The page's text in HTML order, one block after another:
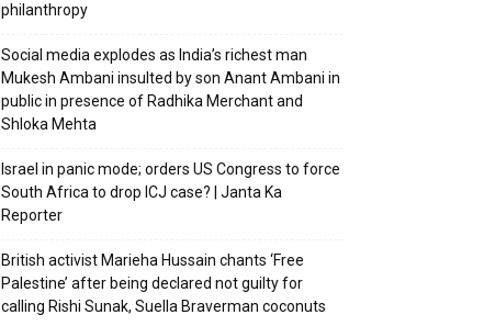
philanthropy
Social media explodes as India’s richest man
Mukesh Ambani insulted by son Anant Ambani in
public in presence of Radhika Merchant and
Shloka Mehta
Israel in panic mode; orders US Congress to force
South Africa to drop ICJ case? | Janta Ka
Reporter
British activist Marieha Hussain chants ‘Free
Palestine’ after being declared not guilty for
calling Rishi Sunak, Suella Braverman coconuts